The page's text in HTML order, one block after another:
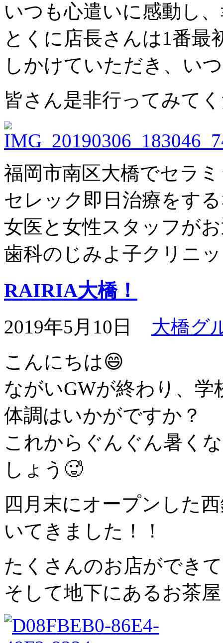
いつも心遣いに感動し
とくに店長さんは1番最
しかけていただき、い
皆さん是非行ってみて
福岡市南区大橋でセラ
セレック即日治療をす
女医と女性スタッフが
歯科のじみよ子クリニ
RAIRIA大橋！
2019年5月10日 大橋グ
こんにちは😄
ながいGWが終わり、
体調はいかがですか？
これからぐんぐん暑く
しょう🥵
四月末にオープンした
いてきました！！
たくさんのお店ができ
そして地下にあるお茶